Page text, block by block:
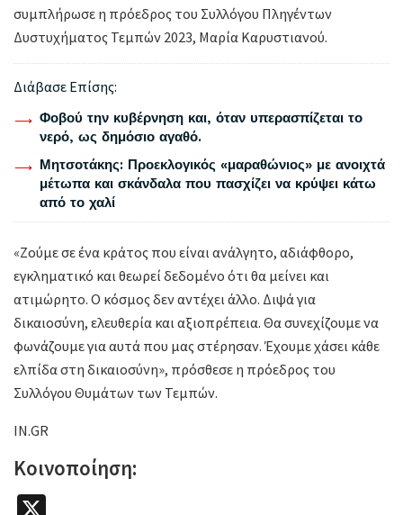
συμπλήρωσε η πρόεδρος του Συλλόγου Πληγέντων
Δυστυχήματος Τεμπών 2023, Μαρία Καρυστιανού.
Διάβασε Επίσης:
Φοβού την κυβέρνηση και, όταν υπερασπίζεται το
νερό, ως δημόσιο αγαθό.
Μητσοτάκης: Προεκλογικός «μαραθώνιος» με ανοιχτά
μέτωπα και σκάνδαλα που πασχίζει να κρύψει κάτω
από το χαλί
«Ζούμε σε ένα κράτος που είναι ανάλγητο, αδιάφθορο,
εγκληματικό και θεωρεί δεδομένο ότι θα μείνει και
ατιμώρητο. Ο κόσμος δεν αντέχει άλλο. Διψά για
δικαιοσύνη, ελευθερία και αξιοπρέπεια. Θα συνεχίζουμε να
φωνάζουμε για αυτά που μας στέρησαν. Έχουμε χάσει κάθε
ελπίδα στη δικαιοσύνη», πρόσθεσε η πρόεδρος του
Συλλόγου Θυμάτων των Τεμπών.
IN.GR
Κοινοποίηση: